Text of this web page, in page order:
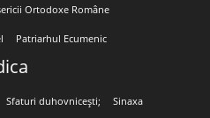
Ortodoxe Române
Patriarhul Ecumenic
Sfaturi duhovnicești; Sinaxa